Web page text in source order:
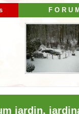
F O R U M
jardin,